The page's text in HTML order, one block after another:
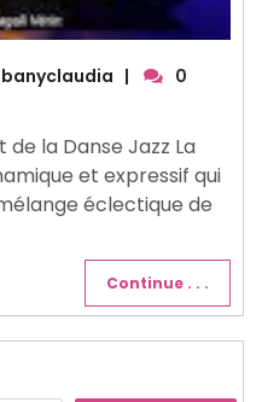
|
0
de la Danse Jazz La
et expressif qui
éclectique de
Continue . . .